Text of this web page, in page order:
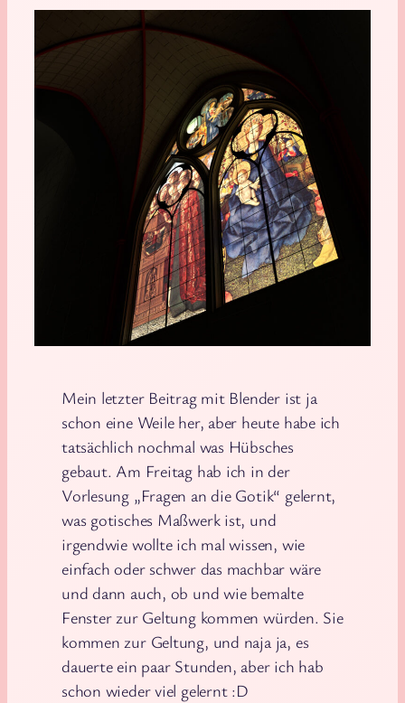
Mein letzter Beitrag mit Blender ist ja
schon eine Weile her, aber heute habe ich
tatsächlich nochmal was Hübsches
gebaut. Am Freitag hab ich in der
Vorlesung „Fragen an die Gotik“ gelernt,
was gotisches Maßwerk ist, und
irgendwie wollte ich mal wissen, wie
einfach oder schwer das machbar wäre
und dann auch, ob und wie bemalte
Fenster zur Geltung kommen würden. Sie
kommen zur Geltung, und naja ja, es
dauerte ein paar Stunden, aber ich hab
schon wieder viel gelernt :D